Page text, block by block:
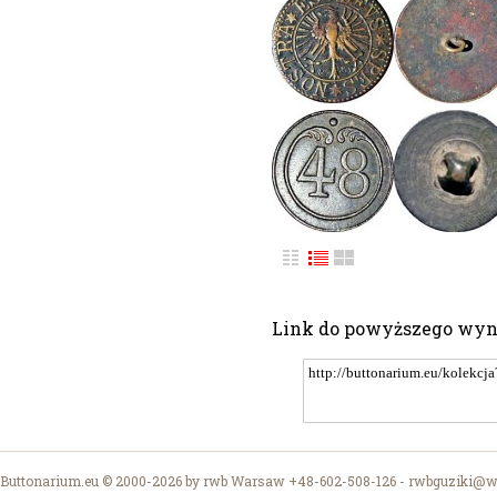
Link do powyższego
Buttonarium.eu © 2000-2026 by rwb Warsaw +48-602-508-126 -